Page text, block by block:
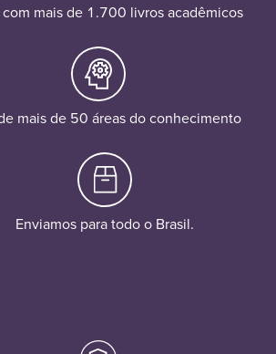
mais de 1.700 livros acadêmicos
mais de 50 áreas do conhecimento
Enviamos para todo o Brasil.